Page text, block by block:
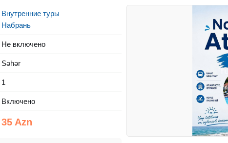
Внутренние туры
Набрань
Не включено
Səhər
1
Включено
35 Azn